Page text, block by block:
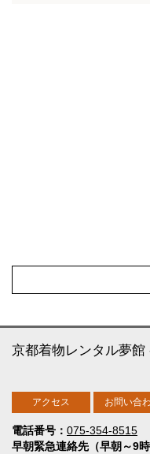
電話番号
075-354-8515
早朝緊急連絡先（早朝～9時
京都着物レンタル夢館
アクセス お問い合